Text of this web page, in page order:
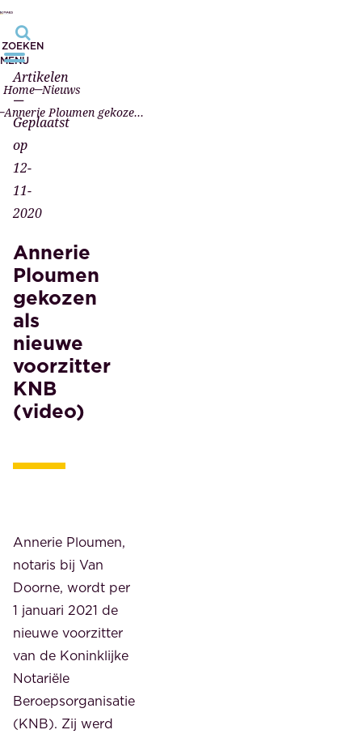
ZOEKEN
MENU
Home Nieuws
Annerie Ploumen gekozen als nieuwe voorzitter KNB (video)
Artikelen
—
Geplaatst
op
12-
11-
2020
Annerie
Ploumen
gekozen
als
nieuwe
voorzitter
KNB
(video)
Annerie Ploumen,
notaris bij Van
Doorne, wordt per
1 januari 2021 de
nieuwe voorzitter
van de Koninklijke
Notariële
Beroepsorganisatie
(KNB). Zij werd